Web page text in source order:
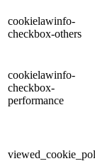
cookielawinfo-
checkbox-others
cookielawinfo-
checkbox-
performance